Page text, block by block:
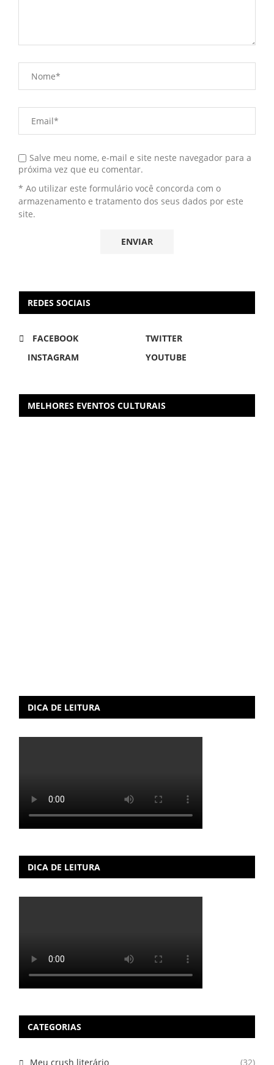
Salve meu nome, e-mail e site neste navegador para a
próxima vez que eu comentar.
* Ao utilizar este formulário você concorda com o
armazenamento e tratamento dos seus dados por este
site.
REDES SOCIAIS
FACEBOOK
TWITTER
INSTAGRAM
YOUTUBE
MELHORES EVENTOS CULTURAIS
DICA DE LEITURA
DICA DE LEITURA
CATEGORIAS
Meu crush literário (32)